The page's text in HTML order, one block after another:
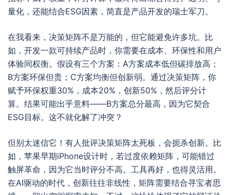
量化，还能结合ESG因素，简直是产品开发的瑞士军刀。
在我看来，决策矩阵不是万能的，但它能避免许多坑。比
如，开发一款可持续产品时，你需要在成本、环保性和用户
体验间权衡。假设有三个方案：A方案成本低但碳排放高；
B方案环保但贵；C方案均衡但创新弱。通过决策矩阵，你
赋予环保权重30%，成本20%，创新50%，然后评分计
算。结果可能出乎意料——B方案总分最高，因为它契合
ESG目标。这不就化解了冲突？
但别太迷信它！有人批评决策矩阵太死板，会扼杀创新。比
如，苹果早期iPhone设计时，若过度依赖矩阵，可能错过
触屏革命，因为它当时评分不高。工具再好，也得灵活用。
在AI驱动的时代，创新往往非线性，矩阵需要结合寻宝者思